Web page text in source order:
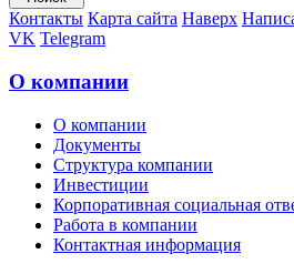
Контакты Карта сайта Наверх
VK Telegram
О компании
О компании
Документы
Структура компании
Инвестиции
Корпоративная социальная
Работа в компании
Контактная информация